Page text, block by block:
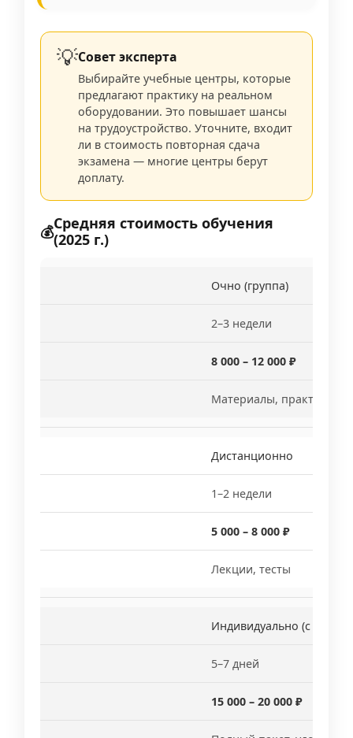
💡Совет эксперта
Выбирайте учебные центры, которые
предлагают практику на реальном
оборудовании. Это повышает шансы
на трудоустройство. Уточните, входит
ли в стоимость повторная сдача
экзамена — многие центры берут
доплату.
💰Средняя стоимость обучения
(2025 г.)
Очно (группа)
2–3 недели
8 000 – 12 000 ₽
Материалы, практика
Дистанционно
1–2 недели
5 000 – 8 000 ₽
Лекции, тесты
Индивидуально (с
5–7 дней
15 000 – 20 000 ₽